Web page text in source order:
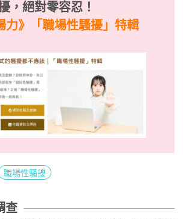
，絕對零容忍！
力》
「職場性騷擾」特輯
職場性騷擾
查